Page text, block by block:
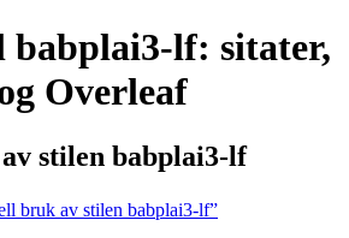
babplai3-lf: sitater,
Overleaf
stilen babplai3-lf
bruk av stilen babplai3-lf”